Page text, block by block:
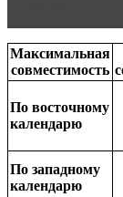
Максимальная
совместимость
По восточному
календарю
По западному
календарю